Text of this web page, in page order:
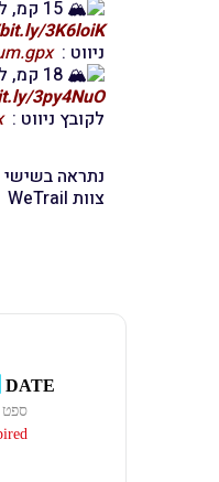
3K6loiK
ניווט :
3py4NuO
לקובץ ניווט :
נתראה בשישי
צוות WeTrail
DATE
ספט 02 2022